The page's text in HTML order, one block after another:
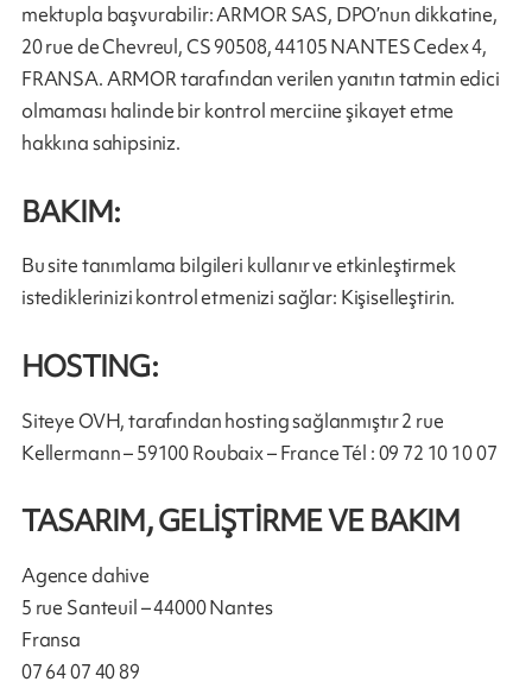
mektupla başvurabilir: ARMOR SAS, DPO’nun dikkatine,
20 rue de Chevreul, CS 90508, 44105 NANTES Cedex 4,
FRANSA. ARMOR tarafından verilen yanıtın tatmin edici
olmaması halinde bir kontrol merciine şikayet etme
hakkına sahipsiniz.
BAKIM:
Bu site tanımlama bilgileri kullanır ve etkinleştirmek
istediklerinizi kontrol etmenizi sağlar: Kişiselleştirin.
HOSTING:
Siteye OVH, tarafından hosting sağlanmıştır 2 rue
Kellermann – 59100 Roubaix – France Tél : 09 72 10 10 07
TASARIM, GELİŞTİRME VE BAKIM
Agence dahive
5 rue Santeuil – 44000 Nantes
Fransa
07 64 07 40 89